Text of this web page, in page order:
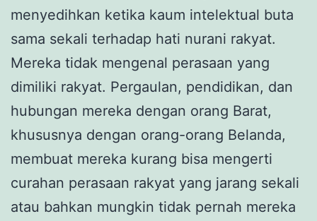
menyedihkan ketika kaum intelektual buta
sama sekali terhadap hati nurani rakyat.
Mereka tidak mengenal perasaan yang
dimiliki rakyat. Pergaulan, pendidikan, dan
hubungan mereka dengan orang Barat,
khususnya dengan orang-orang Belanda,
membuat mereka kurang bisa mengerti
curahan perasaan rakyat yang jarang sekali
atau bahkan mungkin tidak pernah mereka